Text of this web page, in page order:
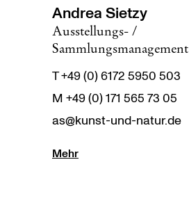
Andrea Sietzy
Ausstellungs- /
Sammlungsmanagement
T +49 (0) 6172 5950 503
M +49 (0) 171 565 73 05
as@kunst-und-natur.de
Mehr